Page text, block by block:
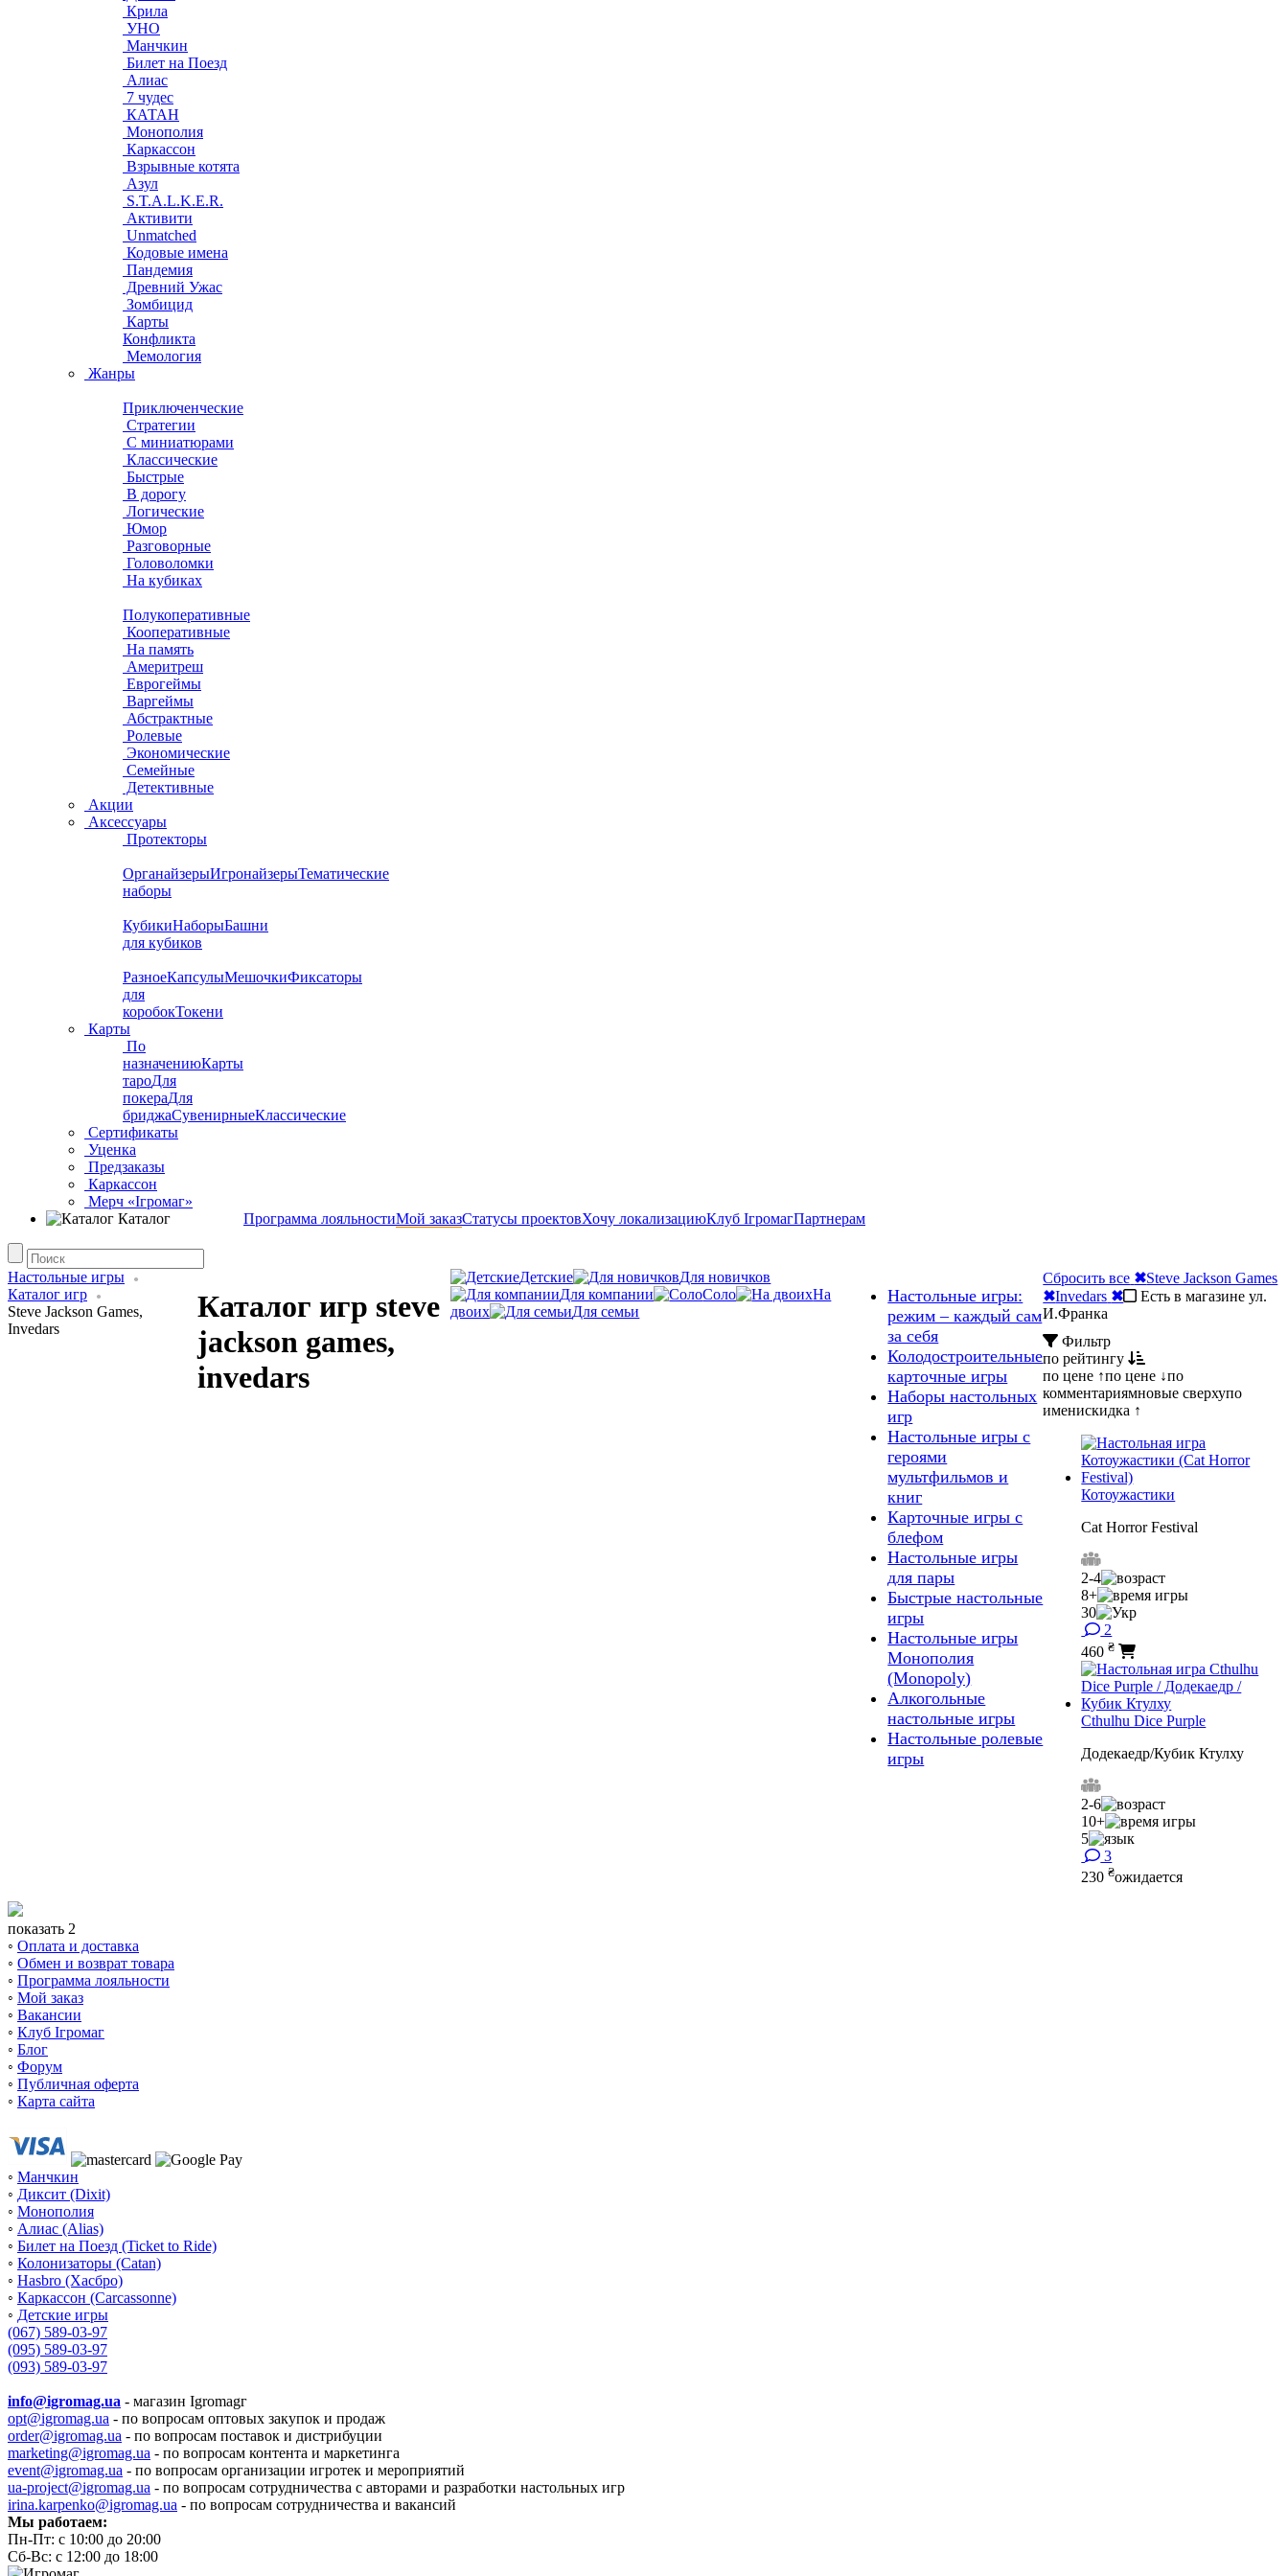
Крила
УНО
Манчкин
Билет на Поезд
Алиас
7 чудес
КАТАН
Монополия
Каркассон
Взрывные котята
Азул
S.T.A.L.K.E.R.
Активити
Unmatched
Кодовые имена
Пандемия
Древний Ужас
Зомбицид
Карты
Конфликта
Мемология
Жанры
Приключенческие
Стратегии
С миниатюрами
Классические
Быстрые
В дорогу
Логические
Юмор
Разговорные
Головоломки
На кубиках
Полукоперативные
Кооперативные
На память
Америтреш
Еврогеймы
Варгеймы
Абстрактные
Ролевые
Экономические
Семейные
Детективные
Акции
Аксессуары
Протекторы
ОрганайзерыИгронайзерыТематические
наборы
КубикиНаборыБашни
для кубиков
РазноеКапсулыМешочкиФиксаторы
для
коробокТокени
Карты
По
назначениюКарты
тароДля
покераДля
бриджаСувенирныеКлассические
Сертификаты
Уценка
Предзаказы
Каркассон
Мерч «Ігромаг»
Каталог
Программа лояльностиМой заказСтатусы проектовХочу локализациюКлуб ІгромагПартнерам
Настольные игры
Каталог игр
Steve Jackson Games,
Invedars
Каталог игр steve
jackson games,
invedars
Детские
Для новичков
Для компании
Соло
На
двоих
Для семьи
Настольные игры:
режим – каждый сам
за себя
Колодостроительные
карточные игры
Наборы настольных
игр
Настольные игры с
героями
мультфильмов и
книг
Карточные игры с
блефом
Настольные игры
для пары
Быстрые настольные
игры
Настольные игры
Монополия
(Monopoly)
Алкогольные
настольные игры
Настольные ролевые
игры
Сбросить все ✖Steve Jackson Games
✖Invedars ✖
Есть в магазине ул.
И.Франка
Фильтр
по рейтингу
по цене ↑по цене ↓по
комментариямновые сверхупо
именискидка ↑
Котоужастики
Cat Horror Festival
2-4
8+
30
2
460₴
Cthulhu Dice Purple
Додекаедр/Кубик Ктулху
2-6
10+
5
3
230₴ожидается
показать 2
◦ Оплата и доставка
◦ Обмен и возврат товара
◦ Программа лояльности
◦ Мой заказ
◦ Вакансии
◦ Клуб Ігромаг
◦ Блог
◦ Форум
◦ Публичная оферта
◦ Карта сайта
◦ Манчкин
◦ Диксит (Dixit)
◦ Монополия
◦ Алиас (Alias)
◦ Билет на Поезд (Ticket to Ride)
◦ Колонизаторы (Catan)
◦ Hasbro (Хасбро)
◦ Каркассон (Carcassonne)
◦ Детские игры
(067) 589-03-97
(095) 589-03-97
(093) 589-03-97
info@igromag.ua - магазин Igromagг
opt@igromag.ua - по вопросам оптовых закупок и продаж
order@igromag.ua - по вопросам поставок и дистрибуции
marketing@igromag.ua - по вопросам контента и маркетинга
event@igromag.ua - по вопросам организации игротек и мероприятий
ua-project@igromag.ua - по вопросам сотрудничества с авторами и разработки настольных игр
irina.karpenko@igromag.ua - по вопросам сотрудничества и вакансий
Мы работаем:
Пн-Пт: с 10:00 до 20:00
Сб-Вс: с 12:00 до 18:00